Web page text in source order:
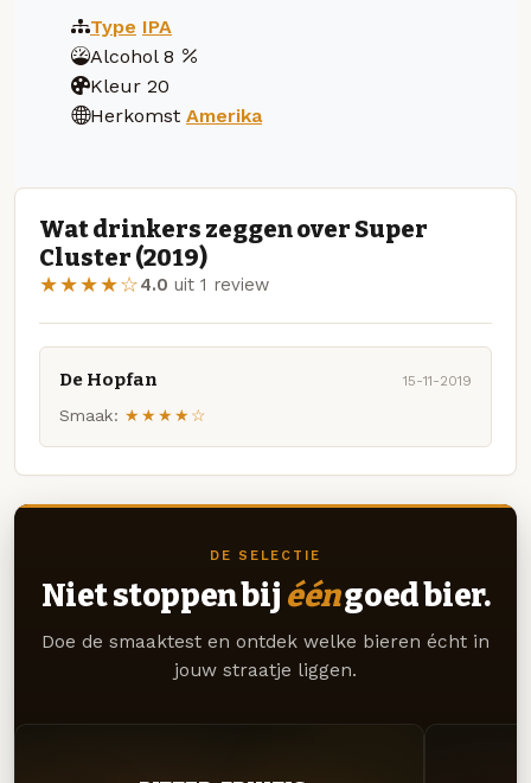
Type IPA
Alcohol 8
Kleur 20
Herkomst Amerika
Wat drinkers zeggen over Super
Cluster (2019)
★★★★☆4.0 uit 1 review
De Hopfan 15-11-2019
Smaak: ★★★★☆
DE SELECTIE
Niet stoppen bij ééngoed bier.
Doe de smaaktest en ontdek welke bieren écht in
jouw straatje liggen.